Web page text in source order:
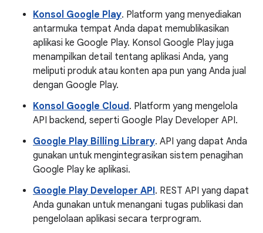
Konsol Google Play. Platform yang menyediakan
antarmuka tempat Anda dapat memublikasikan
aplikasi ke Google Play. Konsol Google Play juga
menampilkan detail tentang aplikasi Anda, yang
meliputi produk atau konten apa pun yang Anda jual
dengan Google Play.
Konsol Google Cloud . Platform yang mengelola
API backend, seperti Google Play Developer API.
Google Play Billing Library. API yang dapat Anda
gunakan untuk mengintegrasikan sistem penagihan
Google Play ke aplikasi.
Google Play Developer API. REST API yang dapat
Anda gunakan untuk menangani tugas publikasi dan
pengelolaan aplikasi secara terprogram.